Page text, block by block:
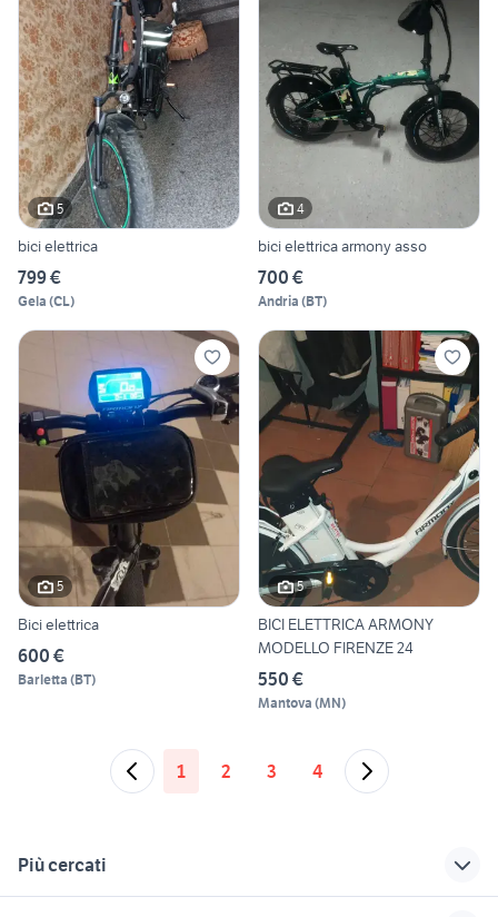
5
bici elettrica
799 €
Gela (CL)
4
bici elettrica armony asso
700 €
Andria (BT)
5
Bici elettrica
600 €
Barletta (BT)
5
BICI ELETTRICA ARMONY
MODELLO FIRENZE 24
550 €
Mantova (MN)
1 2 3 4
Più cercati